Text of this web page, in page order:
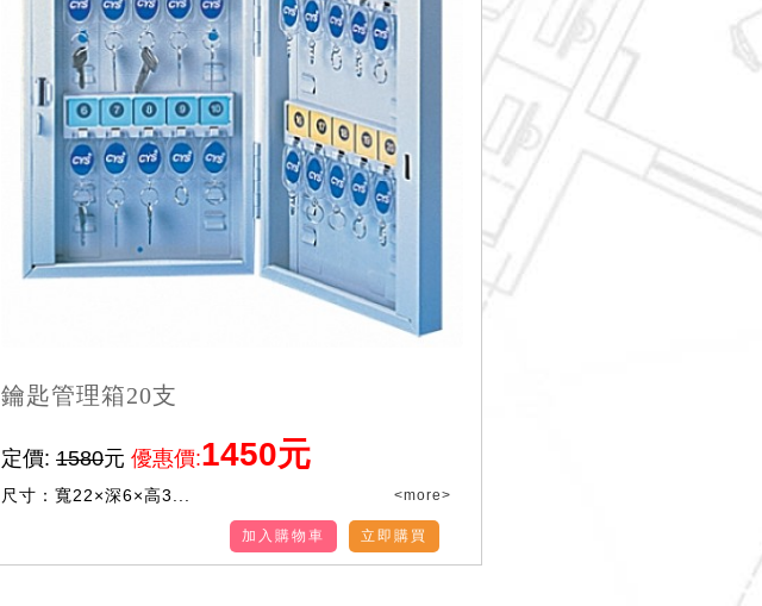
鑰匙管理箱20支
定價: 1580元 優惠價:1450元
尺寸：寬22×深6×高3... <more>
立即購買
加入購物車